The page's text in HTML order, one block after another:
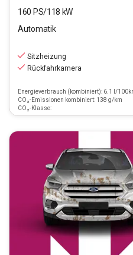
160 PS/118 kW
Automatik
Sitzheizung
Rückfahrkamera
Energieverbrauch (kombiniert): 6.1 l/
CO₂-Emissionen kombiniert: 138 g/km
CO₂-Klasse: